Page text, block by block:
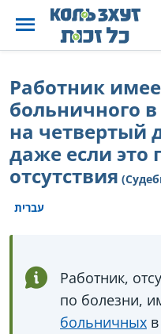
Работник
больничного
на четвертый
даже если это
отсутствия
עברית
Работник,
по болезни,
больничных